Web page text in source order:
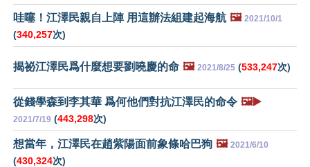
哇噻！江澤民親自上陣 用這辦法組建起海航 🖼️ 2021/10/1
(340,257次)
揭祕江澤民爲什麼想要劉曉慶的命 🖼️ 2021/8/25 (533,247次)
從錢學森到李其華 爲何他們對抗江澤民的命令 🖼️▶️
2021/7/19 (443,298次)
想當年，江澤民在趙紫陽面前象條哈巴狗 🖼️ 2021/6/10
(430,324次)